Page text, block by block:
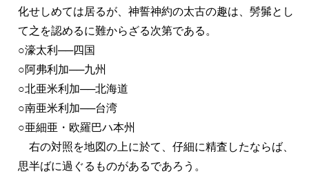
化せしめては居るが、神誓神約の太古の趣は、髣髴とし
て之を認めるに難からざる次第である。
○濠太利──四国
○阿弗利加──九州
○北亜米利加──北海道
○南亜米利加──台湾
○亜細亜・欧羅巴ハ本州
右の対照を地図の上に於て、仔細に精査したならば、
思半ばに過ぐるものがあるであろう。